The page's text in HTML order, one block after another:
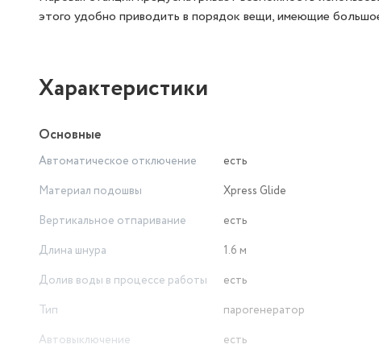
этого удобно приводить в порядок вещи, имеющие
Характеристики
Основные
Автоматическое отключение
есть
Материал подошвы
Xpress Glide
Вертикальное отпаривание
есть
Длина шнура
1.6 м
Долив воды в процессе работы
есть
Тип
парогенератор
Автовыключение
есть